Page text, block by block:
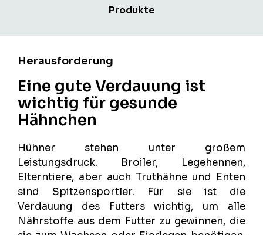
Produkte
Herausforderung
Eine gute Verdauung ist
wichtig für gesunde
Hähnchen
Hühner stehen unter großem
Leistungsdruck. Broiler, Legehennen,
Elterntiere, aber auch Truthähne und Enten
sind Spitzensportler. Für sie ist die
Verdauung des Futters wichtig, um alle
Nährstoffe aus dem Futter zu gewinnen, die